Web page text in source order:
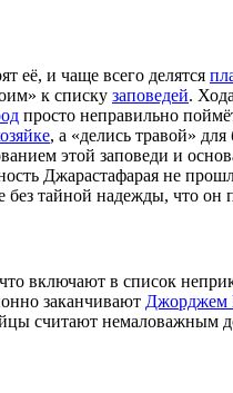
её, и чаще всего делятся
к списку заповедей.
просто неправильно
, а «делись травой»
этой заповеди и
Джарастафарая не
без тайной надежды, что он
включают в список
заканчивают Джорджем
считают немаловажным